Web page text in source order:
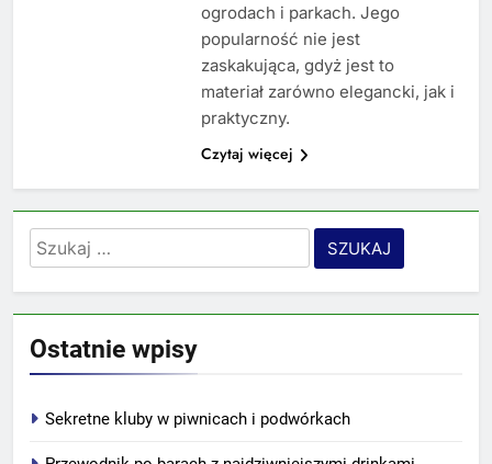
ogrodach i parkach. Jego
popularność nie jest
zaskakująca, gdyż jest to
materiał zarówno elegancki, jak i
praktyczny.
Czytaj więcej
Szukaj:
Ostatnie wpisy
Sekretne kluby w piwnicach i podwórkach